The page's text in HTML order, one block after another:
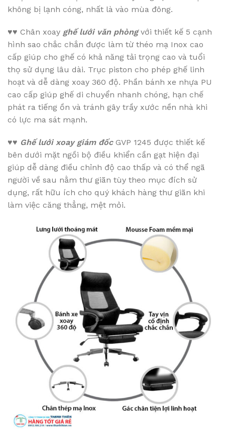
không bị lạnh cóng, nhất là vào mùa đông.
♥♥ Chân xoay ghế lưới văn phòngvới thiết kế 5 cạnh
hình sao chắc chắn được làm từ théo mạ Inox cao
cấp giúp cho ghế có khả năng tải trọng cao và tuổi
thọ sử dụng lâu dài. Trục piston cho phép ghế linh
hoạt và dễ dàng xoay 360 độ. Phần bánh xe nhựa PU
cao cấp giúp ghế di chuyển nhanh chóng, hạn chế
phát ra tiếng ồn và tránh gây trầy xước nền nhà khi
có lực ma sát mạnh.
♥♥ Ghế lưới xoay giám đốcGVP 1245 được thiết kế
bên dưới mặt ngồi bộ điều khiển cần gạt hiện đại
giúp dễ dàng điều chỉnh độ cao thấp và có thể ngã
người về sau nằm thư giãn tùy theo mục đích sử
dụng, rất hữu ích cho quý khách hàng thư giãn khi
làm việc căng thẳng, mệt mỏi.